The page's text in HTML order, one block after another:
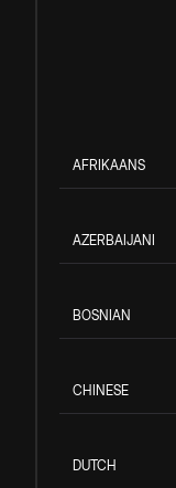
AFRIKAANS
AZERBAIJANI
BOSNIAN
CHINESE
DUTCH